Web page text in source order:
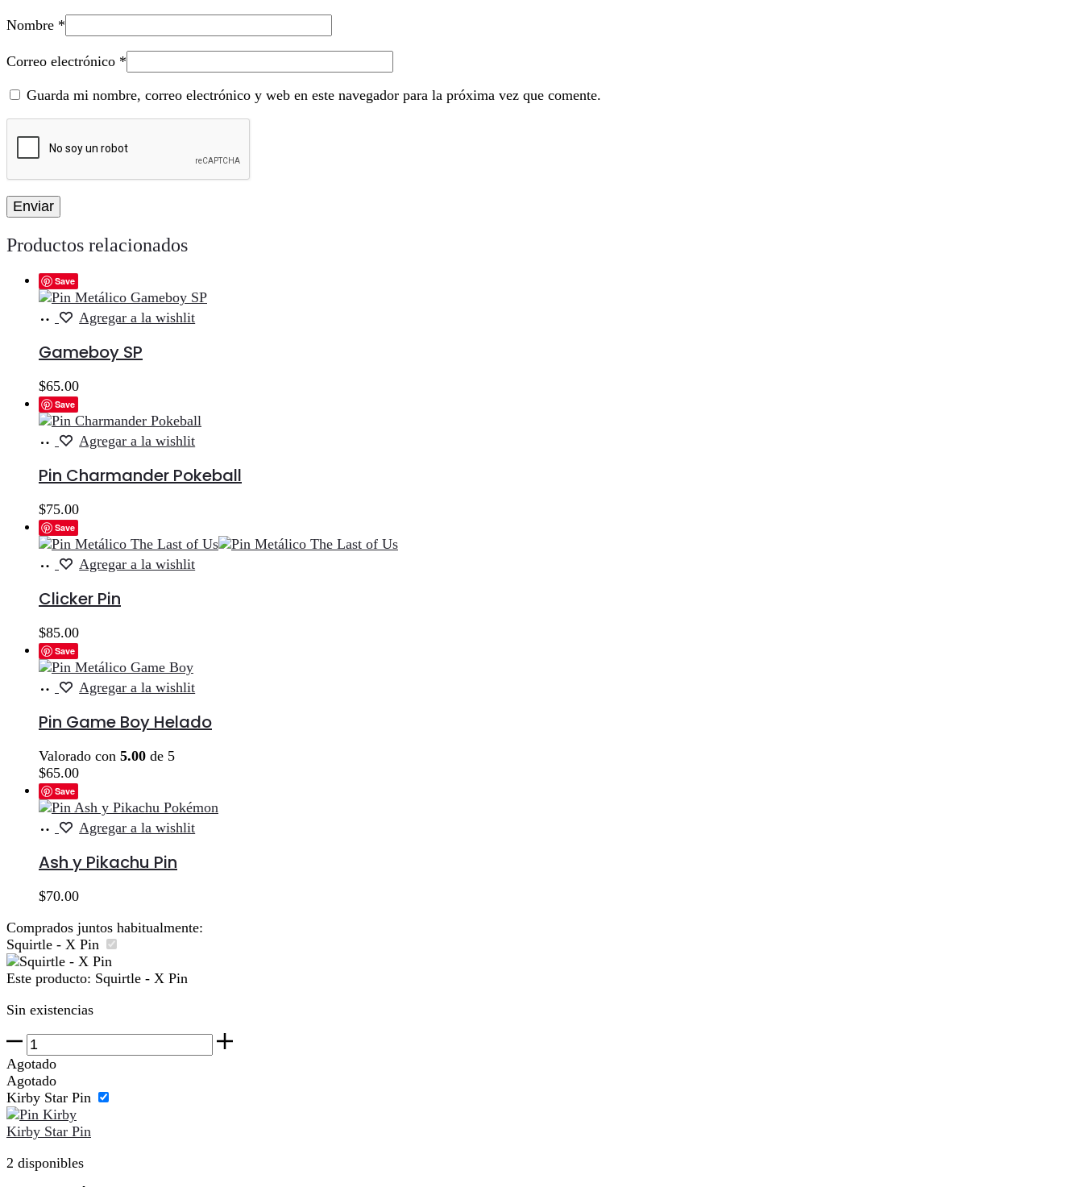
Nombre *
Correo electrónico *
Guarda mi nombre, correo electrónico y web en este navegador para la próxima vez que comente.
Productos relacionados
Save
Añadir
carrito
Agregar a la wishlit
Gameboy SP
$65.00
Save
Añadir
carrito
Agregar a la wishlit
Pin Charmander Pokeball
$75.00
Save
Añadir
carrito
Agregar a la wishlit
Clicker Pin
$85.00
Save
Añadir
carrito
Agregar a la wishlit
Pin Game Boy Helado
Valorado con 5.00 de 5
$65.00
Save
Añadir
carrito
Agregar a la wishlit
Ash y Pikachu Pin
$70.00
Comprados juntos habitualmente:
Squirtle - X Pin
Este producto: Squirtle - X Pin
Sin existencias
Squirtle
-
X
Pin
cantidad
Agotado
Agotado
Kirby Star Pin
Kirby Star Pin
2 disponibles